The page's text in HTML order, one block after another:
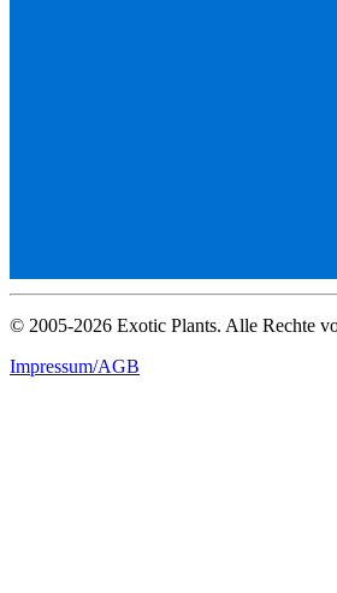
© 2005-2026 Exotic Plants. Alle Rechte
Impressum/AGB